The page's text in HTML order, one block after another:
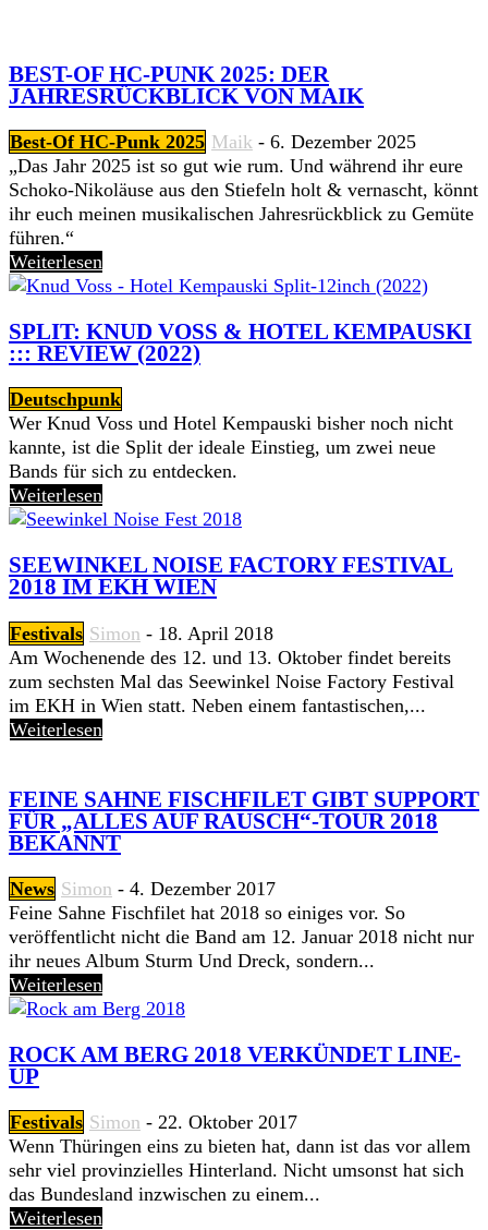
BEST-OF HC-PUNK 2025: DER
JAHRESRÜCKBLICK VON MAIK
Best-Of HC-Punk 2025 Maik - 6. Dezember 2025
„Das Jahr 2025 ist so gut wie rum. Und während ihr eure
Schoko-Nikoläuse aus den Stiefeln holt & vernascht, könnt
ihr euch meinen musikalischen Jahresrückblick zu Gemüte
führen.“
Weiterlesen
SPLIT: KNUD VOSS & HOTEL KEMPAUSKI
::: REVIEW (2022)
Deutschpunk
Wer Knud Voss und Hotel Kempauski bisher noch nicht
kannte, ist die Split der ideale Einstieg, um zwei neue
Bands für sich zu entdecken.
Weiterlesen
SEEWINKEL NOISE FACTORY FESTIVAL
2018 IM EKH WIEN
Festivals Simon - 18. April 2018
Am Wochenende des 12. und 13. Oktober findet bereits
zum sechsten Mal das Seewinkel Noise Factory Festival
im EKH in Wien statt. Neben einem fantastischen,...
Weiterlesen
FEINE SAHNE FISCHFILET GIBT SUPPORT
FÜR „ALLES AUF RAUSCH“-TOUR 2018
BEKANNT
News Simon - 4. Dezember 2017
Feine Sahne Fischfilet hat 2018 so einiges vor. So
veröffentlicht nicht die Band am 12. Januar 2018 nicht nur
ihr neues Album Sturm Und Dreck, sondern...
Weiterlesen
ROCK AM BERG 2018 VERKÜNDET LINE-
UP
Festivals Simon - 22. Oktober 2017
Wenn Thüringen eins zu bieten hat, dann ist das vor allem
sehr viel provinzielles Hinterland. Nicht umsonst hat sich
das Bundesland inzwischen zu einem...
Weiterlesen